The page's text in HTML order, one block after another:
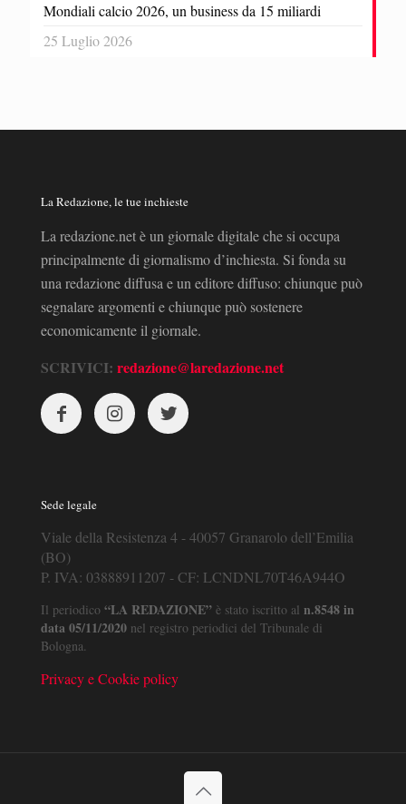
Mondiali calcio 2026, un business da 15 miliardi
25 Luglio 2026
La Redazione, le tue inchieste
La redazione.net è un giornale digitale che si occupa
principalmente di giornalismo d’inchiesta. Si fonda su
una redazione diffusa e un editore diffuso: chiunque può
segnalare argomenti e chiunque può sostenere
economicamente il giornale.
SCRIVICI: redazione@laredazione.net
Sede legale
Viale della Resistenza 4 - 40057 Granarolo dell’Emilia
(BO)
P. IVA: 03888911207 - CF: LCNDNL70T46A944O
Il periodico “LA REDAZIONE” è stato iscritto al n.8548 in
data 05/11/2020 nel registro periodici del Tribunale di
Bologna.
Privacy e Cookie policy